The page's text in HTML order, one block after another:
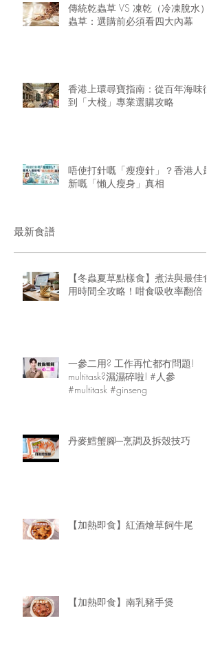
傳統乾蟲草 VS 凍乾（冷凍脫水）
蟲草：選購前必須看四大內幕
香港上環尋寶指南：從百年海味街
到「大棧」專業選購攻略
唔使打針嘅「瘦瘦針」？香港人最
新嘅「懶人瘦身」真相
最新食譜
【冬蟲夏草點樣食】煮法與最佳食
用時間全攻略！咁食吸收率翻倍
一參二用? 工作再忙都冇問題!
multitask?濕濕碎啦! #人參
#multitask #ginseng
丹麥鱈蟹腳─烹調及拆殼技巧
【加熱即食】紅酒燴草飼牛尾
【加熱即食】南乳豬手煲